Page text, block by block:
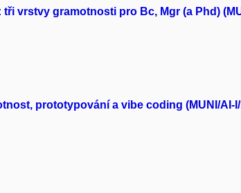
gramotnosti pro Bc, Mgr (a Phd)
prototypování a vibe coding (MUNI/AI-I/